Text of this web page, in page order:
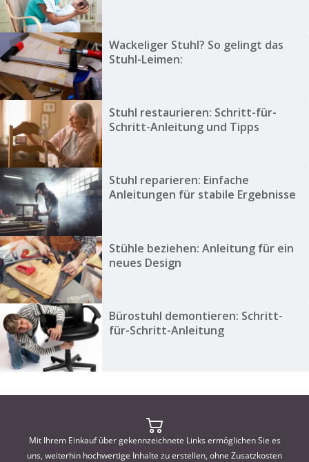
Wackeliger Stuhl? So gelingt das
Stuhl-Leimen:
Stuhl restaurieren: Schritt-für-
Schritt-Anleitung und Tipps
Stuhl reparieren: Einfache
Anleitungen für stabile Ergebnisse
Stühle beziehen: Anleitung für ein
neues Design
Bürostuhl demontieren: Schritt-
für-Schritt-Anleitung
Mit Ihrem Einkauf über gekennzeichnete Links ermöglichen Sie es
uns, weiterhin hochwertige Inhalte zu erstellen, ohne Zusatzkosten